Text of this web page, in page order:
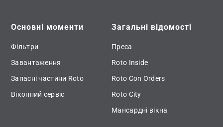
Основні моменти
Фільтри
Завантаження
Запасні частини Roto
Віконний сервіс
Загальні відомості
Преса
Roto Inside
Roto Con Orders
Roto City
Мансардні вікна